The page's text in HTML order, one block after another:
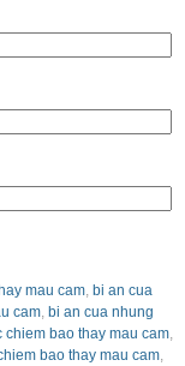
mau cam, bi an cua
cam, bi an cua nhung
bao thay mau cam,
bao thay mau cam,